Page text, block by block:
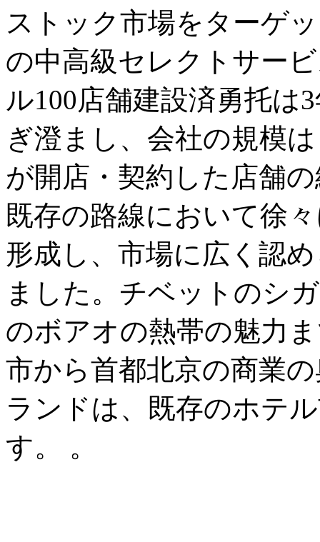
ストック市場をターゲ
の中高級セレクトサー
ル100店舗建設済勇托は
ぎ澄まし、会社の規模
が開店・契約した店舗
既存の路線において徐
形成し、市場に広く認
ました。チベットのシ
のボアオの熱帯の魅力
市から首都北京の商業
ランドは、既存のホテ
す。 。